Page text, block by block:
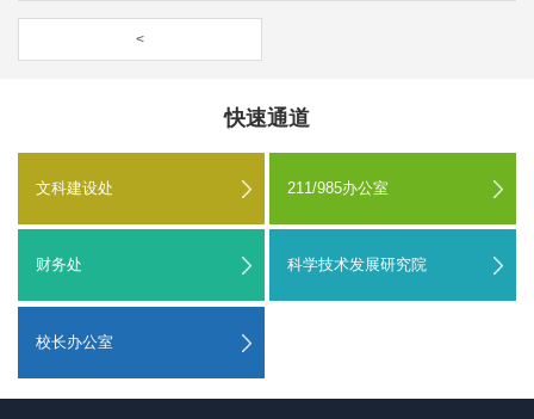
<
快速通道
文科建设处 211/985办公室
财务处 科学技术发展研究院
校长办公室